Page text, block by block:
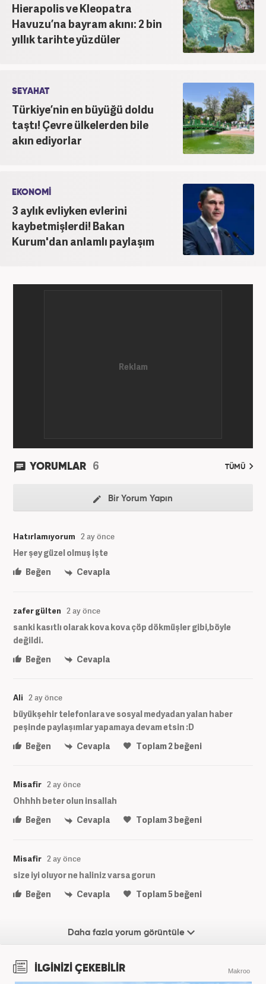
Hierapolis ve Kleopatra
Havuzu’na bayram akını: 2 bin
yıllık tarihte yüzdüler
SEYAHAT
Türkiye’nin en büyüğü doldu
taştı! Çevre ülkelerden bile
akın ediyorlar
EKONOMİ
3 aylık evliyken evlerini
kaybetmişlerdi! Bakan
Kurum'dan anlamlı paylaşım
YORUMLAR 6 TÜMÜ
Bir Yorum Yapın
Hatırlamıyorum 2 ay önce
Her şey güzel olmuş işte
Beğen
Cevapla
zafer gülten 2 ay önce
sanki kasıtlı olarak kova kova çöp dökmüşler gibi,böyle
değildi.
Beğen
Cevapla
Ali 2 ay önce
büyükşehir telefonlara ve sosyal medyadan yalan haber
peşinde paylaşımlar yapamaya devam etsin :D
Beğen
Cevapla Toplam2beğeni
Misafir 2 ay önce
Ohhhh beter olun insallah
Beğen
Cevapla Toplam3beğeni
Misafir 2 ay önce
size iyi oluyor ne haliniz varsa gorun
Beğen
Cevapla Toplam5beğeni
Daha fazla yorum görüntüle
İLGİNİZİ ÇEKEBİLİR Makroo